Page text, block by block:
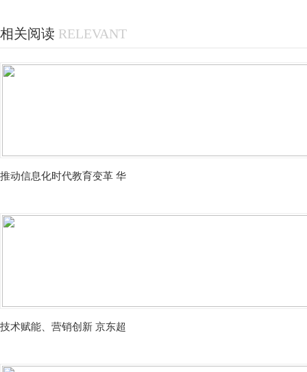
相关阅读 RELEVANT
推动信息化时代教育变革 华
技术赋能、营销创新 京东超